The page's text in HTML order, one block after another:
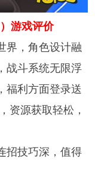
游戏评价
界，角色设计融
战斗系统无限浮
福利方面登录送
资源获取轻松，
招技巧深，值得